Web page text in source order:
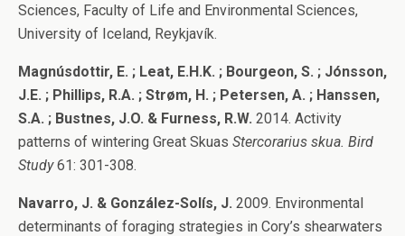
Sciences, Faculty of Life and Environmental Sciences,
University of Iceland, Reykjavík.
Magnúsdottir, E. ; Leat, E.H.K. ; Bourgeon, S. ; Jónsson,
J.E. ; Phillips, R.A. ; Strøm, H. ; Petersen, A. ; Hanssen,
S.A. ; Bustnes, J.O. & Furness, R.W. 2014. Activity
patterns of wintering Great Skuas Stercorarius skua. Bird
Study61: 301-308.
Navarro, J. & González-Solís, J. 2009. Environmental
determinants of foraging strategies in Cory’s shearwaters